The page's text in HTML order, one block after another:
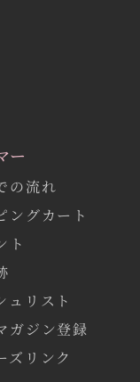
ー
の流れ
ングカート
ト
ュリスト
ガジン登録
ズリンク